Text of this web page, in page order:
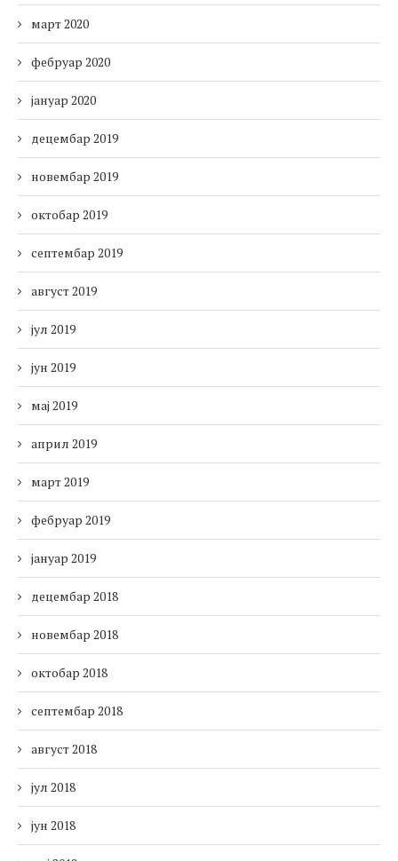
март 2020
фебруар 2020
јануар 2020
децембар 2019
новембар 2019
октобар 2019
септембар 2019
август 2019
јул 2019
јун 2019
мај 2019
април 2019
март 2019
фебруар 2019
јануар 2019
децембар 2018
новембар 2018
октобар 2018
септембар 2018
август 2018
јул 2018
јун 2018